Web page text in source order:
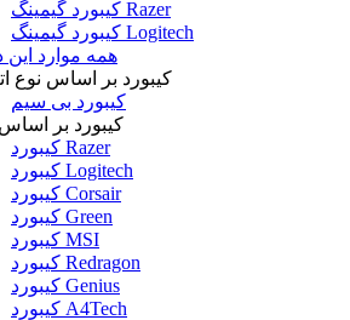
کیبورد گیمینگ Razer
کیبورد گیمینگ Logitech
همه موارد این
کیبورد بر اساس نوع
کیبورد بی سیم
کیبورد بر اساس
کیبورد Razer
کیبورد Logitech
کیبورد Corsair
کیبورد Green
کیبورد MSI
کیبورد Redragon
کیبورد Genius
کیبورد A4Tech